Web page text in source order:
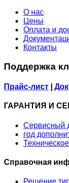
О нас
Цены
Оплата и
Контакты
Поддержка
Прайс-лист
ГАРАНТИЯ И
Сервисный
год
Справочная
Решение